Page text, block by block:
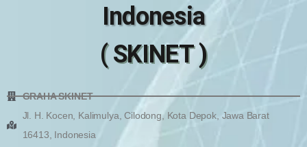
Indonesia
( SKINET )
GRAHA SKINET
Jl. H. Kocen, Kalimulya, Cilodong, Kota Depok, Jawa Barat
16413, Indonesia